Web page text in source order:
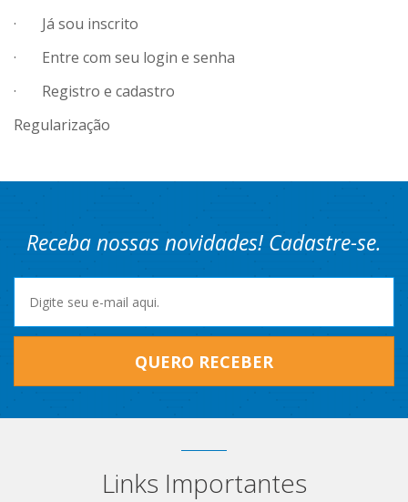
· Já sou inscrito
· Entre com seu login e senha
· Registro e cadastro
Regularização
Receba nossas novidades! Cadastre-se.
QUERO RECEBER
Links Importantes